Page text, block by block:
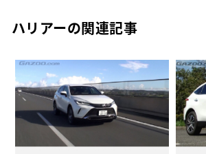
ハリアーの関連記事